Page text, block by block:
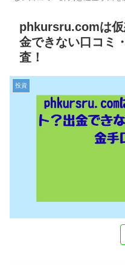
phkursru.comは仮
金できない口コミ
査！
投資